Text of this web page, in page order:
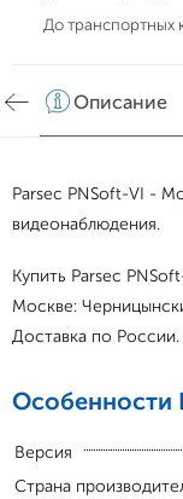
До транспортных
Описание
Parsec PNSoft-VI -
видеонаблюдения.
Купить Parsec
Москве:
Доставка по России.
Особенности
Версия
Страна